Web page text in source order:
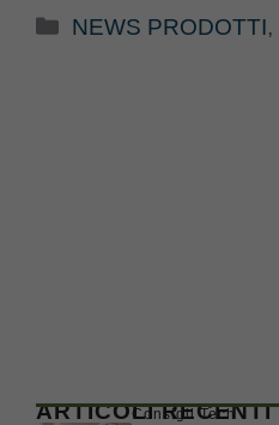
Categorie
NEWS PRODOTTI,
ARTICOLI RECENTI
Consigli Tech